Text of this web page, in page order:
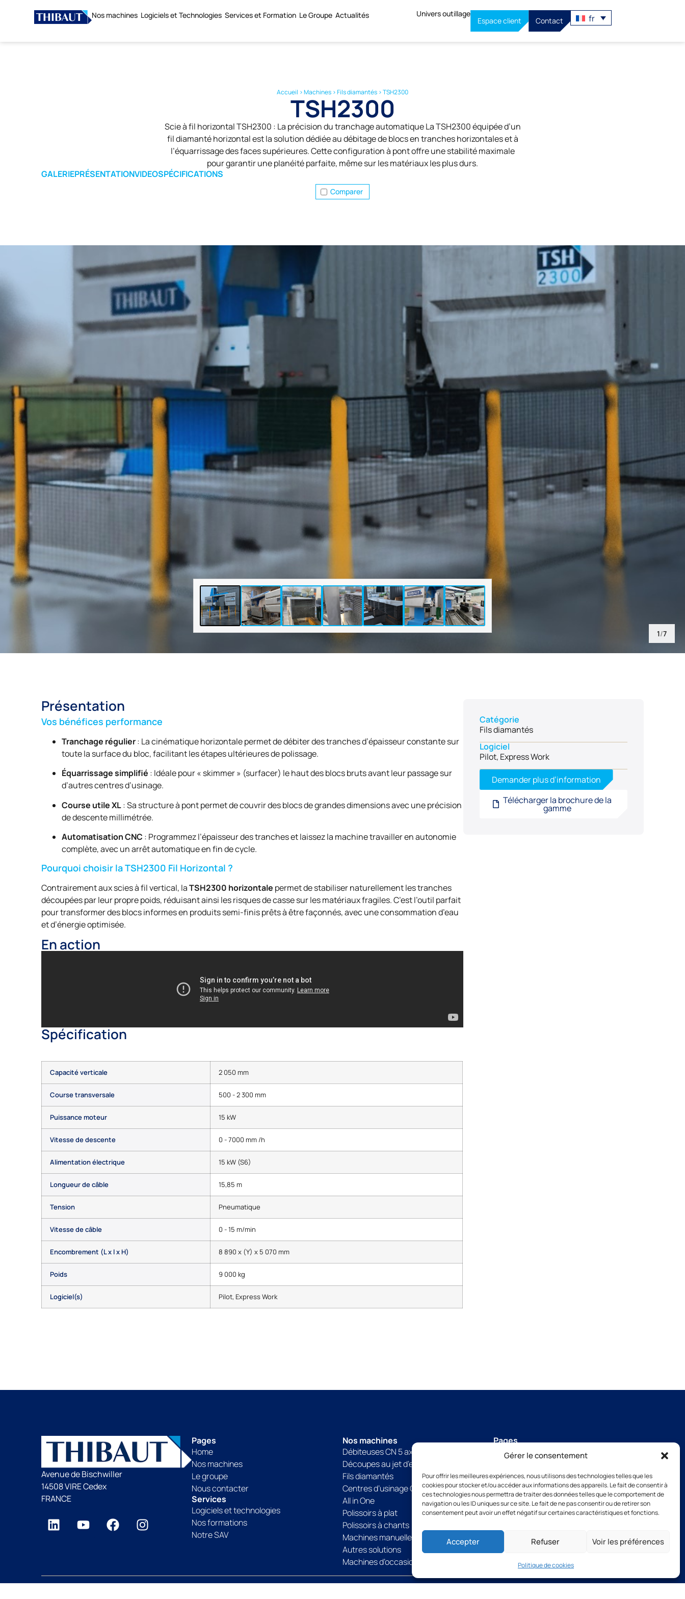
Gérer le consentement
Pour offrir les meilleures expériences, nous utilisons des technologies telles que les
cookies pour stocker et/ou accéder aux informations des appareils. Le fait de consentir à
ces technologies nous permettra de traiter des données telles que le comportement de
navigation ou les ID uniques sur ce site. Le fait de ne pas consentir ou de retirer son
consentement peut avoir un effet négatif sur certaines caractéristiques et fonctions.
Accepter Refuser Voir les préférences
Politique de cookies
Nos machines Logiciels et Technologies Services et Formation Le Groupe Actualités Univers outillage
Espace client Contact fr
Accueil >Machines >Fils diamantés >TSH2300
TSH2300
Scie à fil horizontal TSH2300 : La précision du tranchage automatique La TSH2300 équipée d’un
fil diamanté horizontal est la solution dédiée au débitage de blocs en tranches horizontales et à
l’équarrissage des faces supérieures. Cette configuration à pont offre une stabilité maximale
pour garantir une planéité parfaite, même sur les matériaux les plus durs.
GALERIEPRÉSENTATIONVIDEOSPÉCIFICATIONS
Comparer
1/7
Présentation
Vos bénéfices performance
Tranchage régulier: La cinématique horizontale permet de débiter des tranches d’épaisseur constante sur
toute la surface du bloc, facilitant les étapes ultérieures de polissage.
Équarrissage simplifié : Idéale pour « skimmer » (surfacer) le haut des blocs bruts avant leur passage sur
d’autres centres d’usinage.
Course utile XL: Sa structure à pont permet de couvrir des blocs de grandes dimensions avec une précision
de descente millimétrée.
Automatisation CNC : Programmez l’épaisseur des tranches et laissez la machine travailler en autonomie
complète, avec un arrêt automatique en fin de cycle.
Pourquoi choisir la TSH2300 Fil Horizontal ?
Contrairement aux scies à fil vertical, laTSH2300 horizontale permet de stabiliser naturellement les tranches
découpées par leur propre poids, réduisant ainsi les risques de casse sur les matériaux fragiles. C’est l’outil parfait
pour transformer des blocs informes en produits semi-finis prêts à être façonnés, avec une consommation d’eau
et d’énergie optimisée.
En action
Spécification
Capacité verticale 2 050 mm
Course transversale 500 - 2 300 mm
Puissance moteur 15 kW
Vitesse de descente 0 - 7000 mm /h
Alimentation électrique 15 kW (S6)
Longueur de câble 15,85 m
Tension Pneumatique
Vitesse de câble 0 - 15 m/min
Encombrement (L x l x H) 8 890 x (Y) x 5 070 mm
Poids 9 000 kg
Logiciel(s) Pilot, Express Work
Catégorie
Fils diamantés
Logiciel
Pilot, Express Work
Demander plus d’information
Télécharger la brochure de la
gamme
Avenue de Bischwiller
14508 VIRE Cedex
FRANCE
Pages
Home
Nos machines
Le groupe
Nous contacter
Services
Logiciels et technologies
Nos formations
Notre SAV
Nos machines
Débiteuses CN 5 axes
Découpes au jet d’eau
Fils diamantés
Centres d’usinage CN
All in One
Polissoirs à plat
Polissoirs à chants
Machines manuelles
Autres solutions
Machines d’occasion
Pages
Nous contacter
Télécharger notre brochure
+33(0)2 31 66 68 00
Nos filiales
TSB outillage
Thibaut Service by Calas